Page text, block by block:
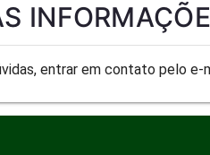
entrar em contato pelo